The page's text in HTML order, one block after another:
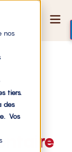
nos
tiers.
des
Vos